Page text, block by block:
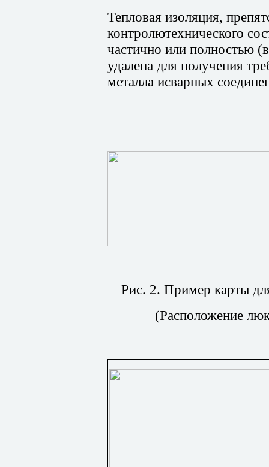
Тепловая изоляция,
контролютехнического
частично или полностью
удалена для получения
металла исварных
Рис. 2. Пример карты
(Расположение